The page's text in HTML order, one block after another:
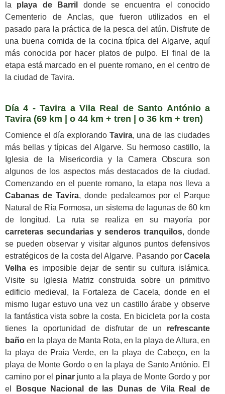
la playa de Barril
donde se encuentra el conocido
Cementerio de Anclas, que fueron utilizados en el
pasado para la práctica de la pesca del atún. Disfrute de
una buena comida de la cocina típica del Algarve, aquí
más conocida por hacer platos de pulpo. El final de la
etapa está marcado en el puente romano, en el centro de
la ciudad de Tavira.
Día 4 - Tavira a Vila Real de Santo António a
Tavira (69 km | o 44 km + tren | o 36 km + tren)
Comience el día explorando Tavira, una de las ciudades
más bellas y típicas del Algarve. Su hermoso castillo, la
Iglesia de la Misericordia y la Camera Obscura son
algunos de los aspectos más destacados de la ciudad.
Comenzando en el puente romano, la etapa nos lleva a
Cabanas de Tavira, donde pedaleamos por el Parque
Natural de Ría Formosa, un sistema de lagunas de 60 km
de longitud. La ruta se realiza en su mayoría por
carreteras secundarias y senderos tranquilos, donde
se pueden observar y visitar algunos puntos defensivos
estratégicos de la costa del Algarve. Pasando por Cacela
Velha es imposible dejar de sentir su cultura islámica.
Visite su Iglesia Matriz construida sobre un primitivo
edificio medieval, la Fortaleza de Cacela, donde en el
mismo lugar estuvo una vez un castillo árabe y observe
la fantástica vista sobre la costa. En bicicleta por la costa
tienes la oportunidad de disfrutar de un refrescante
baño en la playa de Manta Rota, en la playa de Altura, en
la playa de Praia Verde, en la playa de Cabeço, en la
playa de Monte Gordo o en la playa de Santo António. El
camino por el pinar junto a la playa de Monte Gordo y por
el
Bosque Nacional de las Dunas de Vila Real de